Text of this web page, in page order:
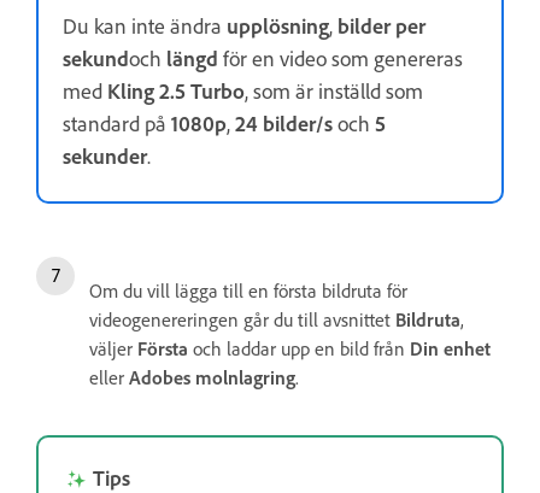
Du kan inte ändra upplösning, bilder per
sekundoch längd för en video som genereras
med Kling 2.5 Turbo, som är inställd som
standard på 1080p,24 bilder/soch 5
sekunder.
Om du vill lägga till en första bildruta för
videogenereringen går du till avsnittet Bildruta,
väljer Första och laddar upp en bild från Din enhet
eller Adobes molnlagring.
Tips